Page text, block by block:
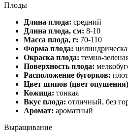
Плоды
Длина плода: средний
Длина плода, см: 8-10
Масса плода, г: 70-110
Форма плода:
Окраска плода: темно-
Поверхность плода:
Расположение бугорков:
Цвет шипов (цвет
Кожица: тонкая
Вкус плода: отличный, без
Аромат: ароматный
Выращивание